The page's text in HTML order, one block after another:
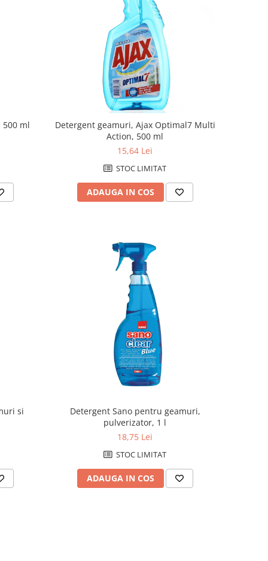
ml
Detergent geamuri, Ajax Optimal7 Multi
Action, 500 ml
15,64 Lei
STOC LIMITAT
ADAUGA IN COS
si
Detergent Sano pentru geamuri,
pulverizator, 1 l
18,75 Lei
STOC LIMITAT
ADAUGA IN COS